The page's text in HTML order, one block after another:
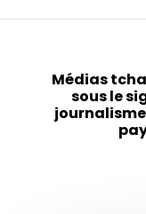
Médias
sous le